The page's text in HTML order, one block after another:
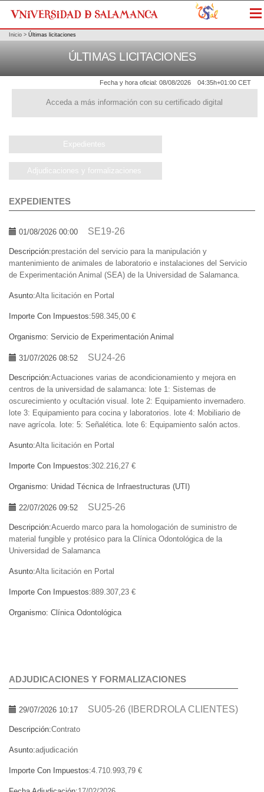
Fecha y hora oficial: 08/08/2026 04:35h+01:00 CET
Acceda a más información con su certificado digital
Inicio > Últimas licitaciones
ÚLTIMAS LICITACIONES
Expedientes
Adjudicaciones y formalizaciones
EXPEDIENTES
01/08/2026 00:00 SE19-26
Descripción:prestación del servicio para la manipulación y
mantenimiento de animales de laboratorio e instalaciones del Servicio
de Experimentación Animal (SEA) de la Universidad de Salamanca.
Asunto:Alta licitación en Portal
Importe Con Impuestos:598.345,00 €
Organismo: Servicio de Experimentación Animal
31/07/2026 08:52 SU24-26
Descripción:Actuaciones varias de acondicionamiento y mejora en
centros de la universidad de salamanca: lote 1: Sistemas de
oscurecimiento y ocultación visual. lote 2: Equipamiento invernadero.
lote 3: Equipamiento para cocina y laboratorios. lote 4: Mobiliario de
nave agrícola. lote: 5: Señalética. lote 6: Equipamiento salón actos.
Asunto:Alta licitación en Portal
Importe Con Impuestos:302.216,27 €
Organismo: Unidad Técnica de Infraestructuras (UTI)
22/07/2026 09:52 SU25-26
Descripción:Acuerdo marco para la homologación de suministro de
material fungible y protésico para la Clínica Odontológica de la
Universidad de Salamanca
Asunto:Alta licitación en Portal
Importe Con Impuestos:889.307,23 €
Organismo: Clínica Odontológica
ADJUDICACIONES Y FORMALIZACIONES
29/07/2026 10:17 SU05-26 (IBERDROLA CLIENTES)
Descripción:Contrato
Asunto:adjudicación
Importe Con Impuestos:4.710.993,79 €